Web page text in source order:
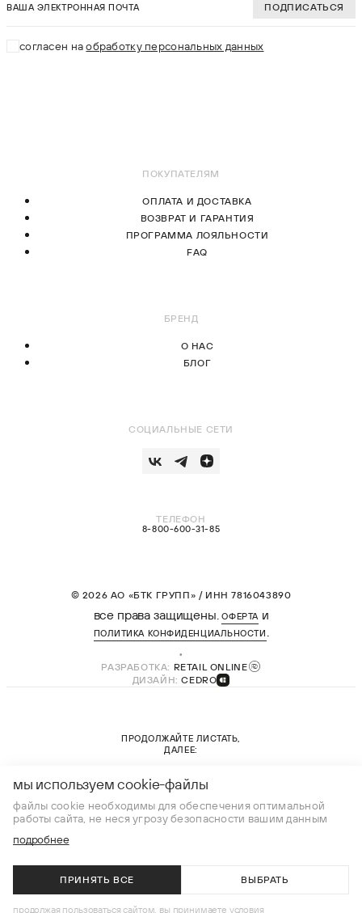
В КОРЗИНУ
ПОДПИСАТЬСЯ
согласен наобработку персональных данных
СОЦИАЛЬНЫЕ СЕТИ
ТЕЛЕФОН
8-800-600-31-85
ПОКУПАТЕЛЯМ
ОПЛАТА И ДОСТАВКА
ВОЗВРАТ И ГАРАНТИЯ
ПРОГРАММА ЛОЯЛЬНОСТИ
FAQ
БРЕНД
О НАС
БЛОГ
© 2026 АО «БТК ГРУПП» / ИНН 7816043890
все права защищены.ОФЕРТАи
ПОЛИТИКА КОНФИДЕНЦИАЛЬНОСТИ .
РАЗРАБОТКА: RETAIL ONLINE
ДИЗАЙН:CEDRO
ПРОДОЛЖАЙТЕ ЛИСТАТЬ,
ДАЛЕЕ:
новая коллекция
мы используем cookie-файлы
файлы cookie необходимы для обеспечения оптимальной
работы сайта, не неся угрозу безопасности вашим данным
подробнее
ПРИНЯТЬ ВСЕ ВЫБРАТЬ
продолжая пользоваться сайтом, вы принимаете условия